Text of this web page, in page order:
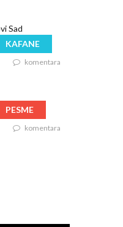
KAFANE
komentara
PESME
komentara